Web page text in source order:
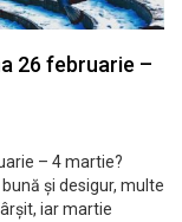
26 februarie –
– 4 martie?
și desigur, multe
iar martie